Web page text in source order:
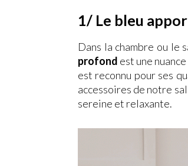
1/ Le bleu
Dans la chambre ou le
profond est une
est reconnu pour ses
accessoires de notre
sereine et relaxante.